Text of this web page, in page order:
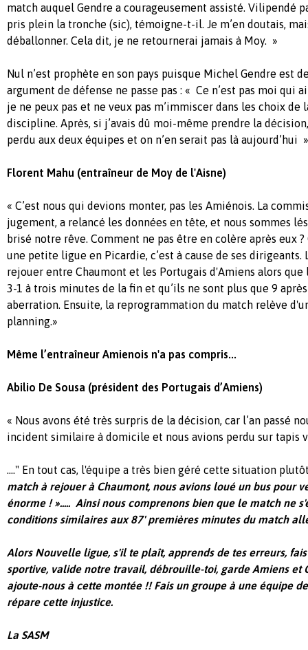
match auquel Gendre a courageusement assisté. Vilipendé
pris plein la tronche (sic), témoigne-t-il. Je m’en doutais,
déballonner. Cela dit, je ne retournerai jamais à Moy. »
Nul n’est prophète en son pays puisque Michel Gendre est
argument de défense ne passe pas : « Ce n’est pas moi qui
je ne peux pas et ne veux pas m’immiscer dans les choix de
discipline. Après, si j’avais dû moi-même prendre la
perdu aux deux équipes et on n’en serait pas là aujourd’hui
Florent Mahu (entraîneur de Moy de l'Aisne)
« C’est nous qui devions monter, pas les Amiénois. La
jugement, a relancé les données en tête, et nous sommes
brisé notre rêve. Comment ne pas être en colère après eux
une petite ligue en Picardie, c’est à cause de ses dirigeants.
rejouer entre Chaumont et les Portugais d'Amiens alors que
3-1 à trois minutes de la fin et qu’ils ne sont plus que 9
aberration. Ensuite, la reprogrammation du match relève
planning.»
Même l’entraîneur Amienois n'a pas compris...
Abilio De Sousa (président des Portugais d’Amiens)
« Nous avons été très surpris de la décision, car l’an passé
incident similaire à domicile et nous avions perdu sur tapis
...." En tout cas, l'équipe a très bien géré cette situation
match à rejouer à Chaumont, nous avions loué un bus pour
énorme ! »..... Ainsi nous comprenons bien que le match ne
conditions similaires aux 87' premières minutes du match
Alors Nouvelle ligue, s'il te plaît, apprends de tes erreurs,
sportive, valide notre travail, débrouille-toi, garde Amiens et
ajoute-nous à cette montée !! Fais un groupe à une équipe
répare cette injustice.
La SASM